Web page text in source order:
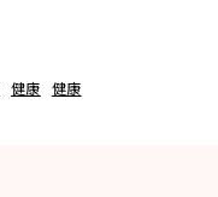
健康 健康